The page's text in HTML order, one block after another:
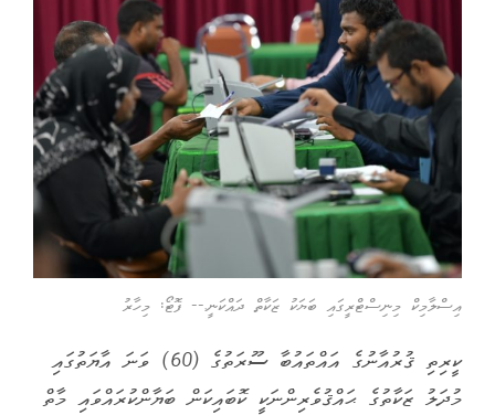
އިސްލާމިކް މިނިސްޓްރީގައި ބަޔަކު ޒަކާތް ދައްކަނީ.-- ފޮޓޯ: މިހާރު
ކީރިތި ޤުރުއާނުގެ އައްތައުބާ ސޫރަތުގެ (60) ވަނަ އާޔަތުގައި
މުދަލު ޒަކާތުގެ ޙައްޤުވެރިންނަކީ ކޮބައިކަން ބަޔާންކުރައްވައި މާތް